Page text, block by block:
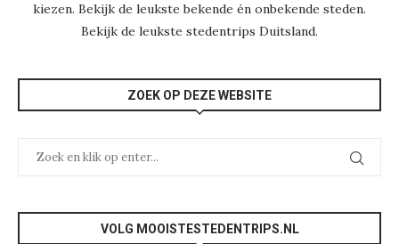
kiezen. Bekijk de leukste bekende én onbekende steden.
Bekijk de leukste stedentrips Duitsland.
ZOEK OP DEZE WEBSITE
VOLG MOOISTESTEDENTRIPS.NL